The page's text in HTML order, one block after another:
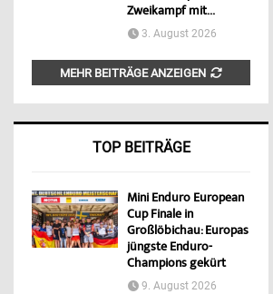
Zweikampf mit...
3. August 2026
MEHR BEITRÄGE ANZEIGEN
TOP BEITRÄGE
Mini Enduro European
Cup Finale in
Großlöbichau: Europas
jüngste Enduro-
Champions gekürt
9. August 2026